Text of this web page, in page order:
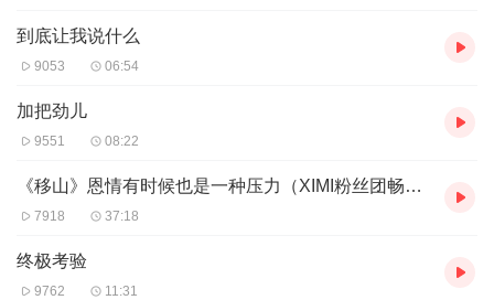
到底让我说什么
9053 06:54
加把劲儿
9551 08:22
《移山》恩情有时候也是一种压力（XIMI粉丝团畅听）
7918 37:18
终极考验
9762 11:31